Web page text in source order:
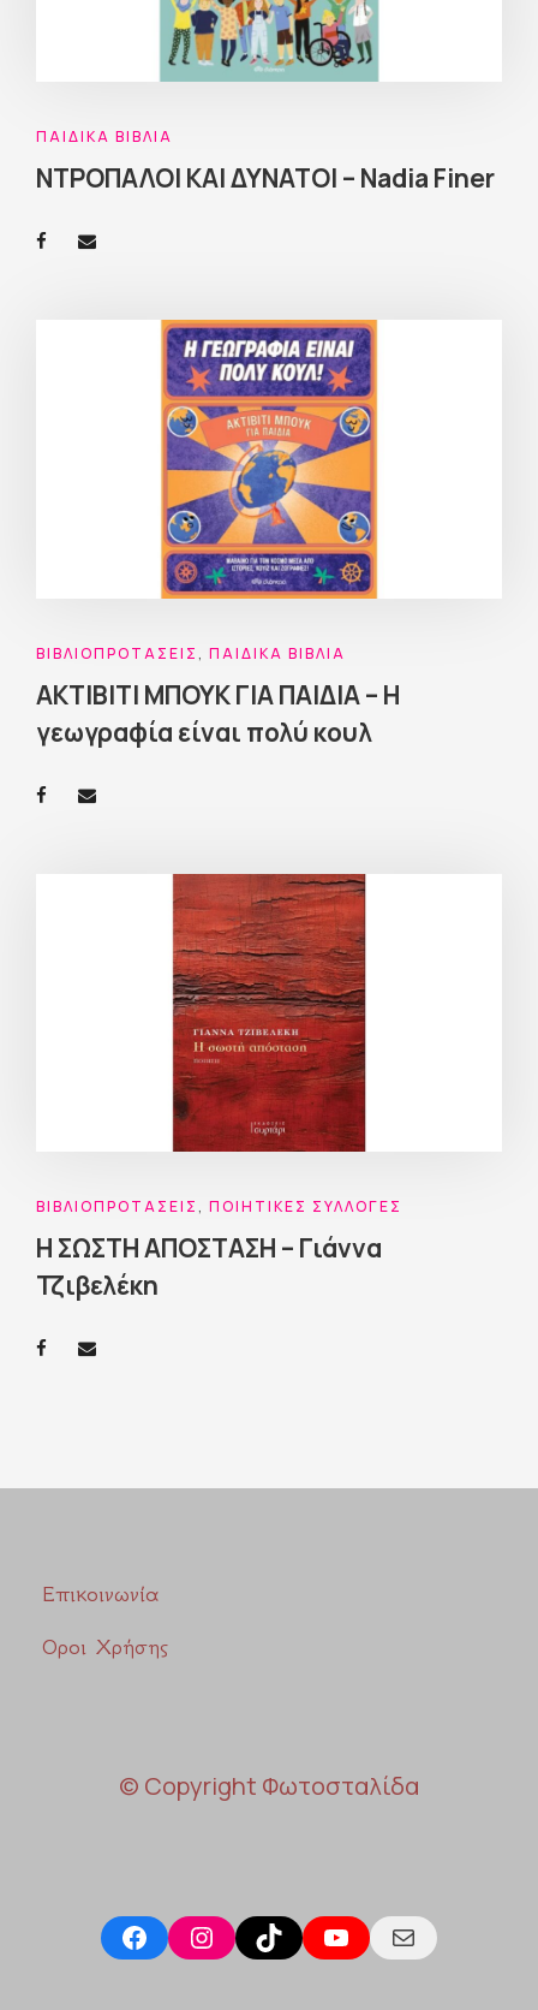
ΠΑΙΔΙΚΆ ΒΙΒΛΊΑ
ΝΤΡΟΠΑΛΟΙ ΚΑΙ ΔΥΝΑΤΟΙ – Nadia Finer
ΒΙΒΛΙΟΠΡΟΤΆΣΕΙΣ, ΠΑΙΔΙΚΆ ΒΙΒΛΊΑ
ΑΚΤΙΒΙΤΙ ΜΠΟΥΚ ΓΙΑ ΠΑΙΔΙΑ – Η
γεωγραφία είναι πολύ κουλ
ΒΙΒΛΙΟΠΡΟΤΆΣΕΙΣ, ΠΟΙΗΤΙΚΈΣ ΣΥΛΛΟΓΈΣ
Η ΣΩΣΤΗ ΑΠΟΣΤΑΣΗ – Γιάννα
Τζιβελέκη
Επικοινωνία
Οροι Χρήσης
© Copyright Φωτοσταλίδα
Facebook Instagram TikTok YouTube